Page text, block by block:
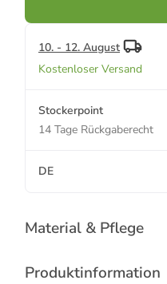
10. - 12. August
Kostenloser Versand
Stockerpoint
14 Tage Rückgaberecht
DE
Material & Pflege
Produktinformation